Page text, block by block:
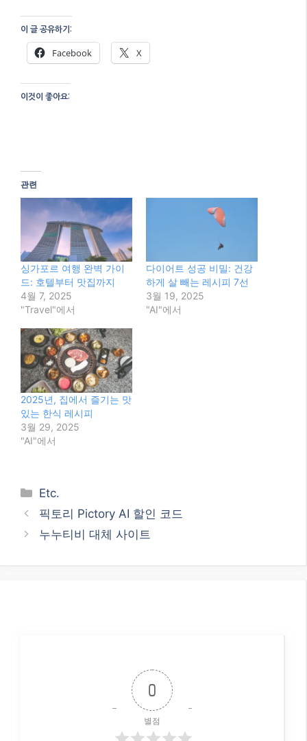
이 글 공유하기:
Facebook X
이것이 좋아요:
관련
싱가포르 여행 완벽 가이
드: 호텔부터 맛집까지
4월 7, 2025
"Travel"에서
다이어트 성공 비밀: 건강
하게 살 빼는 레시피 7선
3월 19, 2025
"AI"에서
2025년, 집에서 즐기는 맛
있는 한식 레시피
3월 29, 2025
"AI"에서
Categories
Etc.
픽토리 Pictory AI 할인 코드
누누티비 대체 사이트
0
별점